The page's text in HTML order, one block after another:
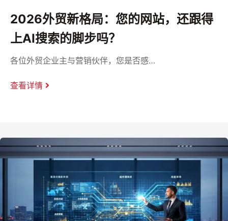
2026外贸新格局：您的网站，还跟得
上AI搜索的脚步吗？
各位外贸企业主与营销伙伴，您是否感…
查看详情